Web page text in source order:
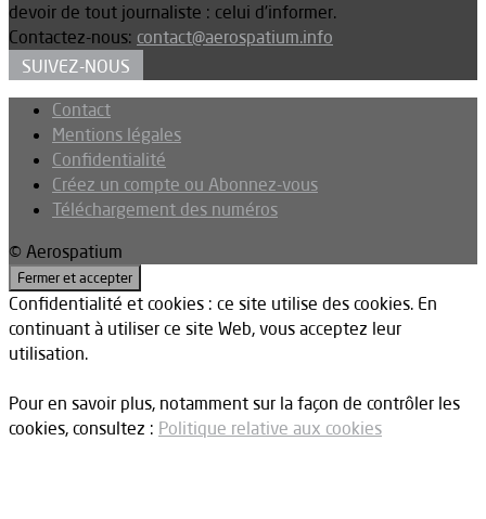
devoir de tout journaliste : celui d’informer.
Contactez-nous: contact@aerospatium.info
SUIVEZ-NOUS
Contact
Mentions légales
Confidentialité
Créez un compte ou Abonnez-vous
Téléchargement des numéros
© Aerospatium
Confidentialité et cookies : ce site utilise des cookies. En
continuant à utiliser ce site Web, vous acceptez leur
utilisation.
Pour en savoir plus, notamment sur la façon de contrôler les
cookies, consultez : Politique relative aux cookies